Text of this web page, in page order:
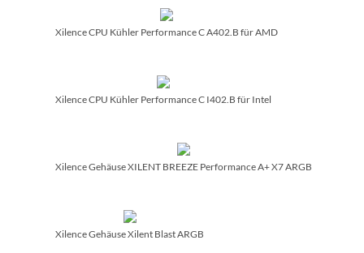
Xilence CPU Kühler Performance C A402.B für AMD
Xilence CPU Kühler Performance C I402.B für Intel
Xilence Gehäuse XILENT BREEZE Performance A+ X7 ARGB
Xilence Gehäuse Xilent Blast ARGB